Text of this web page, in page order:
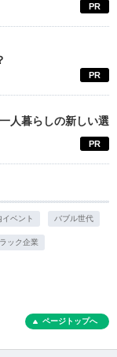
PR
PR
人暮らしの新しい選
PR
イベント バブル世代
ック企業
ページトップへ